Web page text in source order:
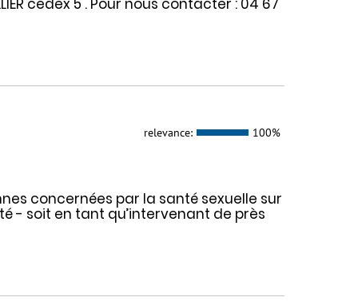
cedex 5 . Pour nous contacter : 04 67
relevance: 100%
concernées par la santé sexuelle sur
- soit en tant qu’intervenant de près